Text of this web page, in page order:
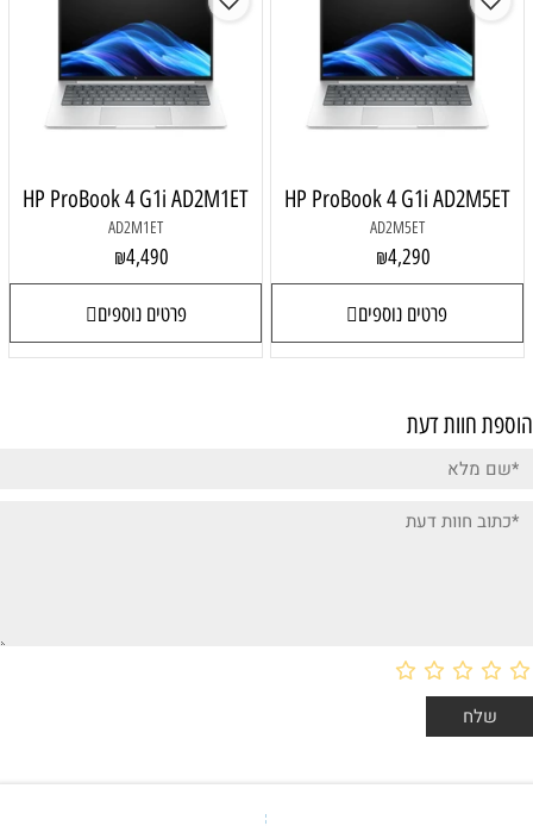
HP ProBook 4 G1i AD2M5ET
AD2M5ET
₪4,290
פרטים נוספים
HP ProBook 4 G1i AD2M1ET
AD2M1ET
₪4,490
פרטים נוספים
הוספת חוות דעת